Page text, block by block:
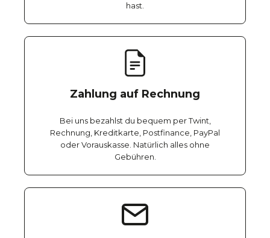
hast.
Zahlung auf Rechnung
Bei uns bezahlst du bequem per Twint,
Rechnung, Kreditkarte, Postfinance, PayPal
oder Vorauskasse. Natürlich alles ohne
Gebühren.